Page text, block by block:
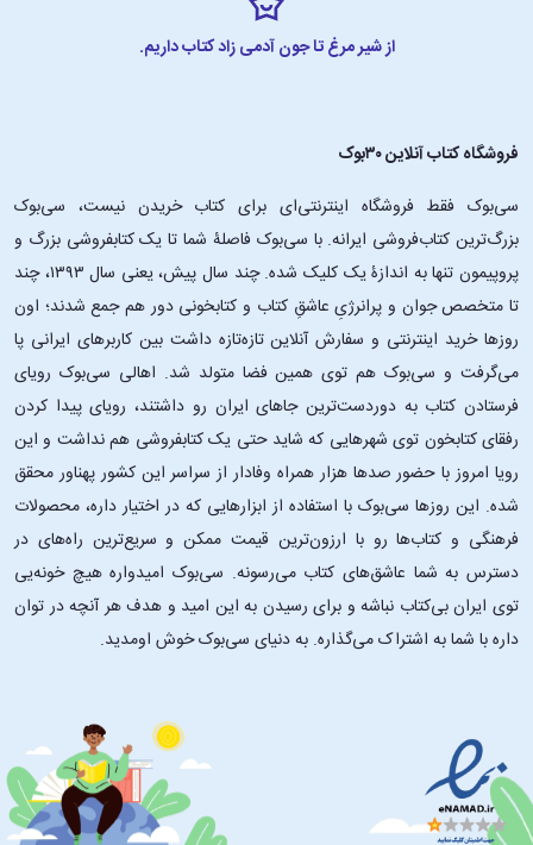
از شیر مرغ تا جون آدمی زاد کتاب داریم.
فروشگاه کتاب آنلاین ۳۰بوک
سی‌بوک فقط فروشگاه اینترنتی‌ای برای کتاب خریدن نیست، سی‌بوک
بزرگ‌ترین کتاب‌فروشی ایرانه. با سی‌بوک فاصلۀ شما تا یک کتابفروشی بزرگ و
پروپیمون تنها به اندازۀ یک کلیک شده. چند سال پیش، یعنی سال ۱۳۹۳، چند
تا متخصص جوان و پرانرژیِ عاشقِ کتاب و کتابخونی دور هم جمع شدند؛ اون‌
روزها خرید اینترنتی و سفارش آنلاین تازه‌تازه داشت بین کاربرهای ایرانی پا
می‌گرفت و سی‌بوک هم توی همین فضا متولد شد. اهالی سی‌بوک رویای
فرستادن کتاب به دوردست‌ترین جاهای ایران رو داشتند، رویای پیدا کردن
رفقای کتابخون توی شهرهایی که شاید حتی یک کتابفروشی هم نداشت و این
رویا امروز با حضور صدها هزار همراه وفادار از سراسر این کشور پهناور محقق
شده. این ‌روزها سی‌بوک با استفاده از ابزارهایی که در اختیار داره، محصولات
فرهنگی و کتاب‌ها رو با ارزون‌ترین قیمت ممکن و سریع‌ترین راه‌های در
دسترس به شما عاشق‌های کتاب می‌رسونه. سی‌بوک امیدواره هیچ خونه‌یی
توی ایران بی‌کتاب نباشه و برای رسیدن به این امید و هدف هر آنچه در توان
داره با شما به اشتراک می‌گذاره. به دنیای سی‌بوک خوش اومدید.